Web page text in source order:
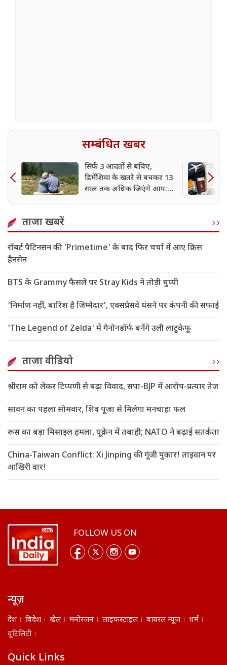
सम्बंधित खबर
सिर्फ 3 आदतों से बचिए,
डिमेंशिया के खतरे से बचकर 13
साल तक अधिक जिएंगे आप:
ताजा खबरें
रॉबर्ट पैटिनसन की 'Primetime' के बाद फिर चर्चा में आए क्रिस
हैनसेन
BTS के Grammy फैसले पर Stray Kids ने तोड़ी चुप्पी
'निर्माण नहीं, बारिश है जिम्मेदार', एक्सप्रेसवे धंसने पर कंपनी की सफाई
'The Legend of Zelda' में गैनोनडॉर्फ बनेंगे उली लाटुकेफू
ताजा वीडियो
श्रीराम को लेकर टिप्पणी से बढ़ा विवाद, सपा-BJP में आरोप-प्रत्यार तेज
सावन का पहला सोमवार, शिव पूजा से मिलेगा मनचाहा फल
रूस का बड़ा मिसाइल हमला, यूक्रेन में तबाही; NATO ने बढ़ाई सतर्कता
China-Taiwan Conflict: Xi Jinping की गूंजी पुकार! ताइवान पर
आखिरी वार!
FOLLOW US ON
न्यूज़
देश विदेश खेल मनोरंजन लाइफस्टाइल वायरल न्यूज़
धर्म
यूटिलिटी
Quick Links